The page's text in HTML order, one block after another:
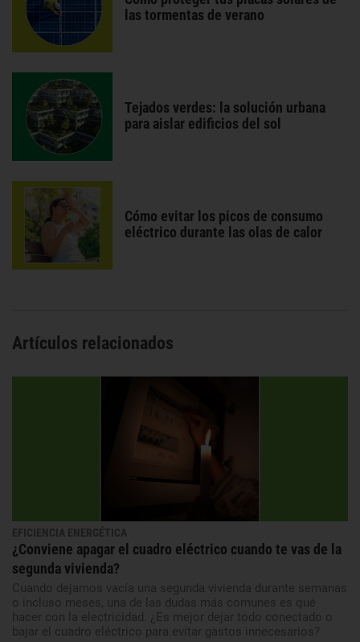
las tormentas de verano
Tejados verdes: la solución urbana
para aislar edificios del sol
Cómo evitar los picos de consumo
eléctrico durante las olas de calor
Artículos relacionados
EFICIENCIA ENERGÉTICA
¿Conviene apagar el cuadro eléctrico cuando te vas de la
segunda vivienda?
Cuando dejamos vacía una segunda vivienda durante semanas
o incluso meses, una de las dudas más comunes es qué
hacer con la electricidad. ¿Es mejor dejar todo conectado o
bajar el cuadro eléctrico para evitar gastos innecesarios?